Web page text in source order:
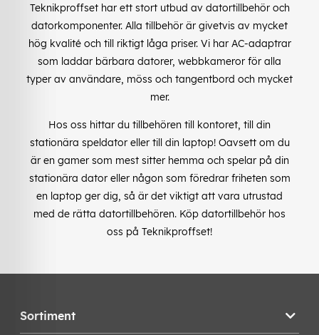
Teknikproffset har ett stort utbud av datortillbehör och
datorkomponenter. Alla tillbehör är givetvis av mycket
hög kvalité och till riktigt låga priser. Vi har AC-adaptrar
som laddar bärbara datorer, webbkameror för alla
typer av användare, möss och tangentbord och mycket
mer.
Hos oss hittar du tillbehören till kontoret, till din
stationära speldator eller till din laptop! Oavsett om du
är en gamer som mest sitter hemma och spelar på din
stationära dator eller någon som föredrar friheten som
en laptop ger dig, så är det viktigt att vara utrustad
med de rätta datortillbehören. Köp datortillbehör hos
oss på Teknikproffset!
Sortiment